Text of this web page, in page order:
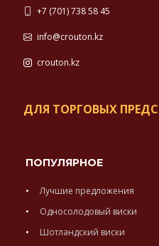
+7 (701) 738 58 45
info@crouton.kz
crouton.kz
ДЛЯ ТОРГОВЫХ
ПОПУЛЯРНОЕ
Лучшие предложения
Односолодовый виски
Шотландский виски